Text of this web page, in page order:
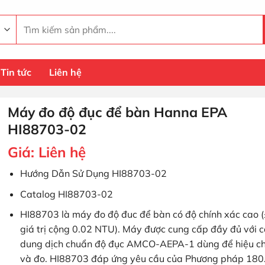
kiếm:
Tin tức Liên hệ
Máy đo độ đục để bàn Hanna EPA
HI88703-02
Giá: Liên hệ
Hướng Dẫn Sử Dụng HI88703-02
Catalog HI88703-02
HI88703 là máy đo độ đuc để bàn có độ chính xác cao
giá trị cộng 0.02 NTU). Máy được cung cấp đầy đủ với
dung dịch chuẩn độ đục AMCO-AEPA-1 dùng để hiệu
và đo. HI88703 đáp ứng yêu cầu của Phương pháp